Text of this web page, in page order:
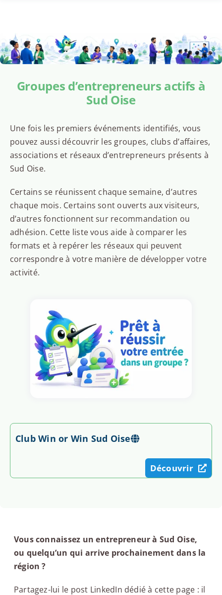
Groupes d’entrepreneurs actifs à
Sud Oise
Une fois les premiers événements identifiés, vous
pouvez aussi découvrir les groupes, clubs d’affaires,
associations et réseaux d’entrepreneurs présents à
Sud Oise.
Certains se réunissent chaque semaine, d’autres
chaque mois. Certains sont ouverts aux visiteurs,
d’autres fonctionnent sur recommandation ou
adhésion. Cette liste vous aide à comparer les
formats et à repérer les réseaux qui peuvent
correspondre à votre manière de développer votre
activité.
Club Win or Win Sud Oise
Découvrir
Vous connaissez un entrepreneur à Sud Oise,
ou quelqu’un qui arrive prochainement dans la
région ?
Partagez-lui le post LinkedIn dédié à cette page : il